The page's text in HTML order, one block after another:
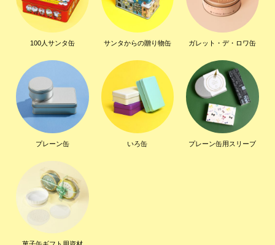
100人サンタ缶 サンタからの贈り物缶 ガレット・デ・ロワ缶
プレーン缶 いろ缶 プレーン缶用スリーブ